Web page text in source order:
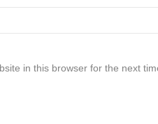
in this browser for the next